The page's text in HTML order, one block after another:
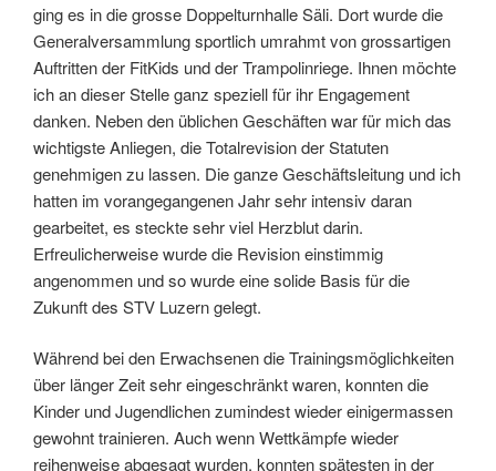
ging es in die grosse Doppelturnhalle Säli. Dort wurde die
Generalversammlung sportlich umrahmt von grossartigen
Auftritten der FitKids und der Trampolinriege. Ihnen möchte
ich an dieser Stelle ganz speziell für ihr Engagement
danken. Neben den üblichen Geschäften war für mich das
wichtigste Anliegen, die Totalrevision der Statuten
genehmigen zu lassen. Die ganze Geschäftsleitung und ich
hatten im vorangegangenen Jahr sehr intensiv daran
gearbeitet, es steckte sehr viel Herzblut darin.
Erfreulicherweise wurde die Revision einstimmig
angenommen und so wurde eine solide Basis für die
Zukunft des STV Luzern gelegt.
Während bei den Erwachsenen die Trainingsmöglichkeiten
über länger Zeit sehr eingeschränkt waren, konnten die
Kinder und Jugendlichen zumindest wieder einigermassen
gewohnt trainieren. Auch wenn Wettkämpfe wieder
reihenweise abgesagt wurden, konnten spätesten in der